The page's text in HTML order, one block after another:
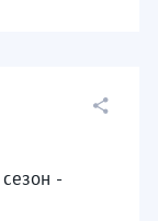
-